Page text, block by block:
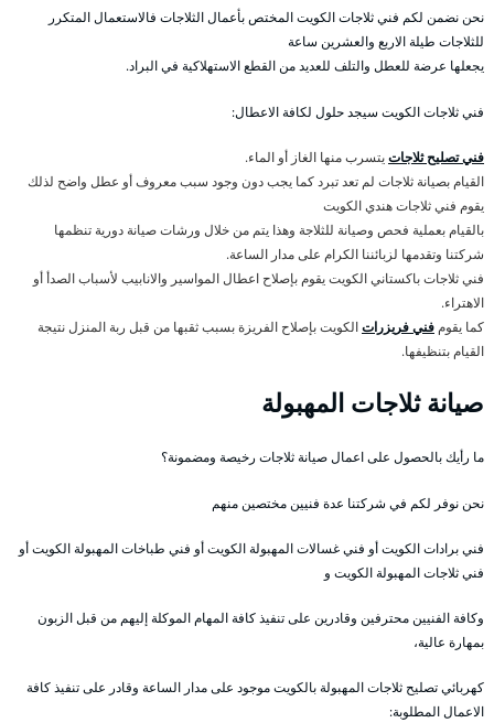
نحن نضمن لكم فني ثلاجات الكويت المختص بأعمال الثلاجات فالاستعمال المتكرر
للثلاجات طيلة الاربع والعشرين ساعة
يجعلها عرضة للعطل والتلف للعديد من القطع الاستهلاكية في البراد.
فني ثلاجات الكويت سيجد حلول لكافة الاعطال:
فني تصليح ثلاجاتيتسرب منها الغاز أو الماء.
القيام بصيانة ثلاجات لم تعد تبرد كما يجب دون وجود سبب معروف أو عطل واضح لذلك
يقوم فني ثلاجات هندي الكويت
بالقيام بعملية فحص وصيانة للثلاجة وهذا يتم من خلال ورشات صيانة دورية تنظمها
شركتنا وتقدمها لزبائننا الكرام على مدار الساعة.
فني ثلاجات باكستاني الكويت يقوم بإصلاح اعطال المواسير والانابيب لأسباب الصدأ أو
الاهتراء.
كما يقوم فني فريزراتالكويت بإصلاح الفريزة بسبب ثقبها من قبل ربة المنزل نتيجة
القيام بتنظيفها.
صيانة ثلاجات المهبولة
ما رأيك بالحصول على اعمال صيانة ثلاجات رخيصة ومضمونة؟
نحن نوفر لكم في شركتنا عدة فنيين مختصين منهم
فني برادات الكويت أو فني غسالات المهبولة الكويت أو فني طباخات المهبولة الكويت أو
فني ثلاجات المهبولة الكويت و
وكافة الفنيين محترفين وقادرين على تنفيذ كافة المهام الموكلة إليهم من قبل الزبون
بمهارة عالية،
كهربائي تصليح ثلاجات المهبولة بالكويت موجود على مدار الساعة وقادر على تنفيذ كافة
الاعمال المطلوبة: